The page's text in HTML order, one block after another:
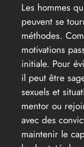
Les hommes
peuvent se
méthodes.
motivations
initiale. Pour
il peut être
sexuels et
mentor ou
avec des
maintenir le